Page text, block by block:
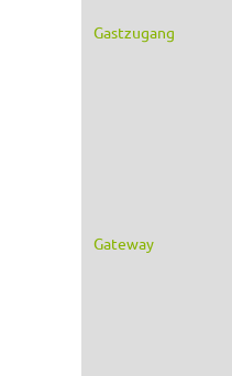
Gastzugang
Gateway